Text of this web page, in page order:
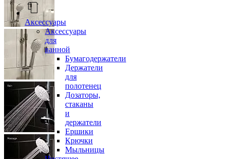
Аксессуары
Аксессуары
для
ванной
Бумагодержатели
Держатели
для
полотенец
Дозаторы,
стаканы
и
держатели
Ершики
Крючки
Мыльницы